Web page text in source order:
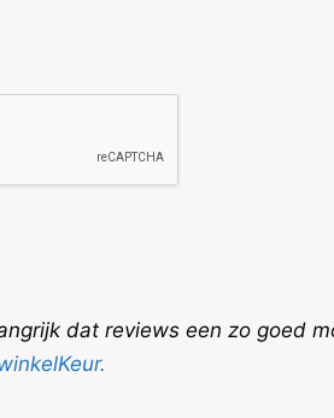
dat reviews een zo goed